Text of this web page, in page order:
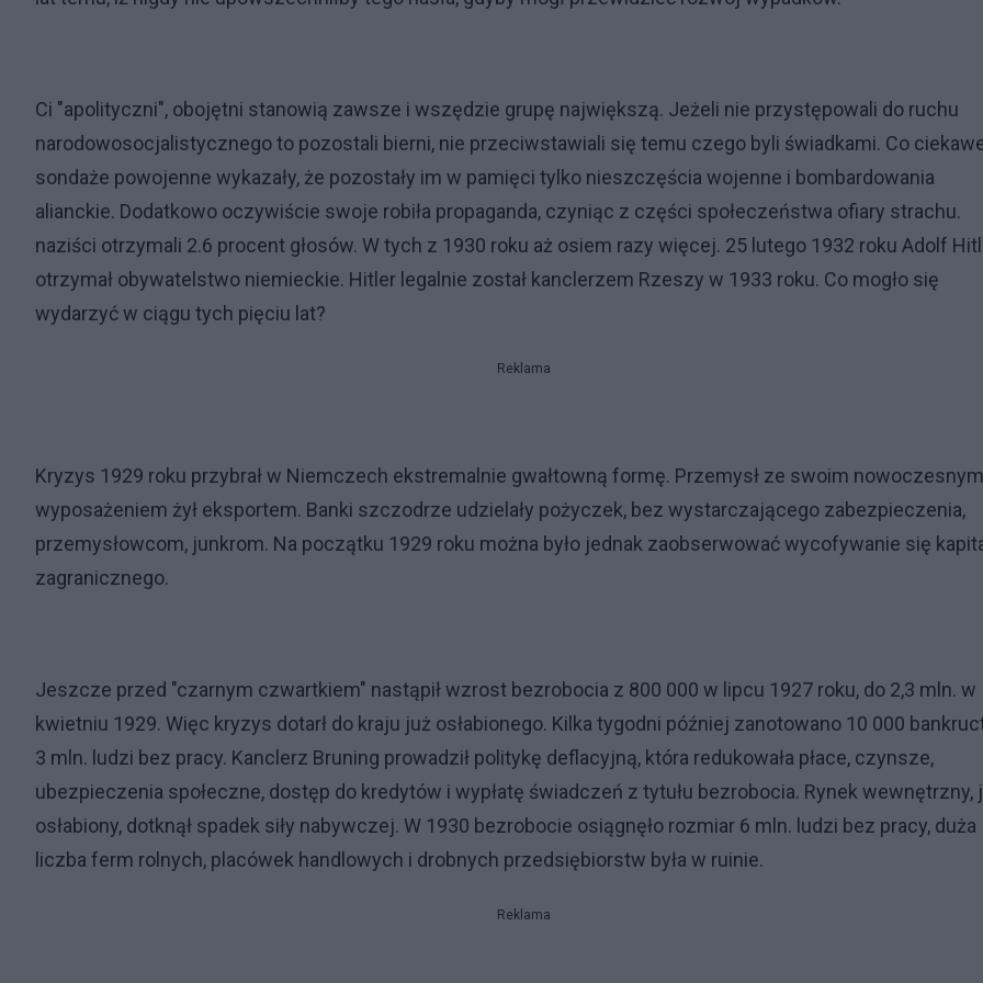
Ci "apolityczni", obojętni stanowią zawsze i wszędzie grupę największą. Jeżeli nie przystępowali do ruchu
narodowosocjalistycznego to pozostali bierni, nie przeciwstawiali się temu czego byli świadkami. Co
sondaże powojenne wykazały, że pozostały im w pamięci tylko nieszczęścia wojenne i bombardowania
alianckie. Dodatkowo oczywiście swoje robiła propaganda, czyniąc z części społeczeństwa ofiary strachu.
naziści otrzymali 2.6 procent głosów. W tych z 1930 roku aż osiem razy więcej. 25 lutego 1932 roku Adolf
otrzymał obywatelstwo niemieckie. Hitler legalnie został kanclerzem Rzeszy w 1933 roku. Co mogło się
wydarzyć w ciągu tych pięciu lat?
Reklama
Kryzys 1929 roku przybrał w Niemczech ekstremalnie gwałtowną formę. Przemysł ze swoim nowoczesnym
wyposażeniem żył eksportem. Banki szczodrze udzielały pożyczek, bez wystarczającego zabezpieczenia,
przemysłowcom, junkrom. Na początku 1929 roku można było jednak zaobserwować wycofywanie się
zagranicznego.
Jeszcze przed "czarnym czwartkiem" nastąpił wzrost bezrobocia z 800 000 w lipcu 1927 roku, do 2,3 mln. w
kwietniu 1929. Więc kryzys dotarł do kraju już osłabionego. Kilka tygodni później zanotowano 10 000
3 mln. ludzi bez pracy. Kanclerz Bruning prowadził politykę deflacyjną, która redukowała płace, czynsze,
ubezpieczenia społeczne, dostęp do kredytów i wypłatę świadczeń z tytułu bezrobocia. Rynek wewnętrzny,
osłabiony, dotknął spadek siły nabywczej. W 1930 bezrobocie osiągnęło rozmiar 6 mln. ludzi bez pracy, duża
liczba ferm rolnych, placówek handlowych i drobnych przedsiębiorstw była w ruinie.
Reklama